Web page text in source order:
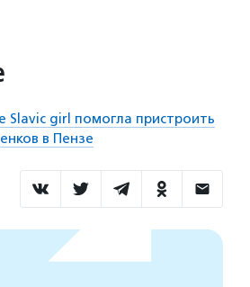
Slavic girl помогла пристроить
в Пензе